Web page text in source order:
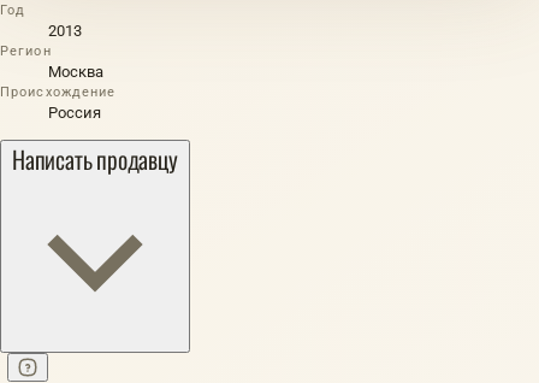
Год
2013
Регион
Москва
Происхождение
Россия
Написать продавцу